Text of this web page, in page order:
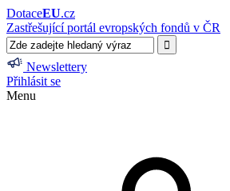
DotaceEU.cz
Zastřešující portál evropských fondů v ČR
Newslettery
Přihlásit se
Menu